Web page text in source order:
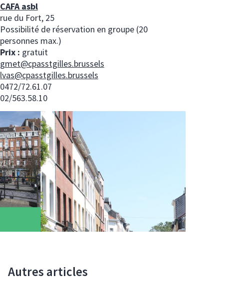
CAFA asbl
rue du Fort, 25
Possibilité de réservation en groupe (20
personnes max.)
Prix : gratuit
gmet@cpasstgilles.brussels
lvas@cpasstgilles.brussels
0472/72.61.07
02/563.58.10
Autres articles